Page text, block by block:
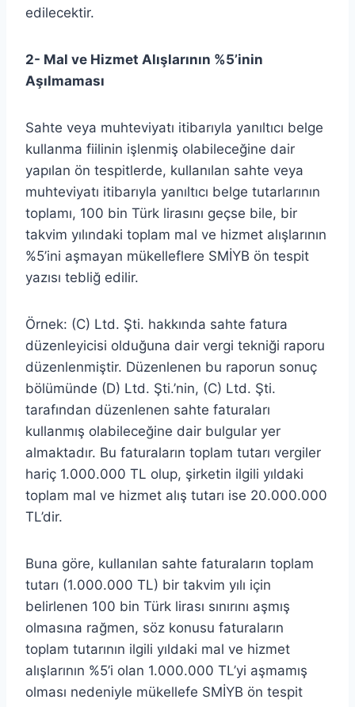
edilecektir.
2- Mal ve Hizmet Alışlarının %5’inin
Aşılmaması
Sahte veya muhteviyatı itibarıyla yanıltıcı belge
kullanma fiilinin işlenmiş olabileceğine dair
yapılan ön tespitlerde, kullanılan sahte veya
muhteviyatı itibarıyla yanıltıcı belge tutarlarının
toplamı, 100 bin Türk lirasını geçse bile, bir
takvim yılındaki toplam mal ve hizmet alışlarının
%5’ini aşmayan mükelleflere SMİYB ön tespit
yazısı tebliğ edilir.
Örnek: (C) Ltd. Şti. hakkında sahte fatura
düzenleyicisi olduğuna dair vergi tekniği raporu
düzenlenmiştir. Düzenlenen bu raporun sonuç
bölümünde (D) Ltd. Şti.’nin, (C) Ltd. Şti.
tarafından düzenlenen sahte faturaları
kullanmış olabileceğine dair bulgular yer
almaktadır. Bu faturaların toplam tutarı vergiler
hariç 1.000.000 TL olup, şirketin ilgili yıldaki
toplam mal ve hizmet alış tutarı ise 20.000.000
TL’dir.
Buna göre, kullanılan sahte faturaların toplam
tutarı (1.000.000 TL) bir takvim yılı için
belirlenen 100 bin Türk lirası sınırını aşmış
olmasına rağmen, söz konusu faturaların
toplam tutarının ilgili yıldaki mal ve hizmet
alışlarının %5’i olan 1.000.000 TL’yi aşmamış
olması nedeniyle mükellefe SMİYB ön tespit